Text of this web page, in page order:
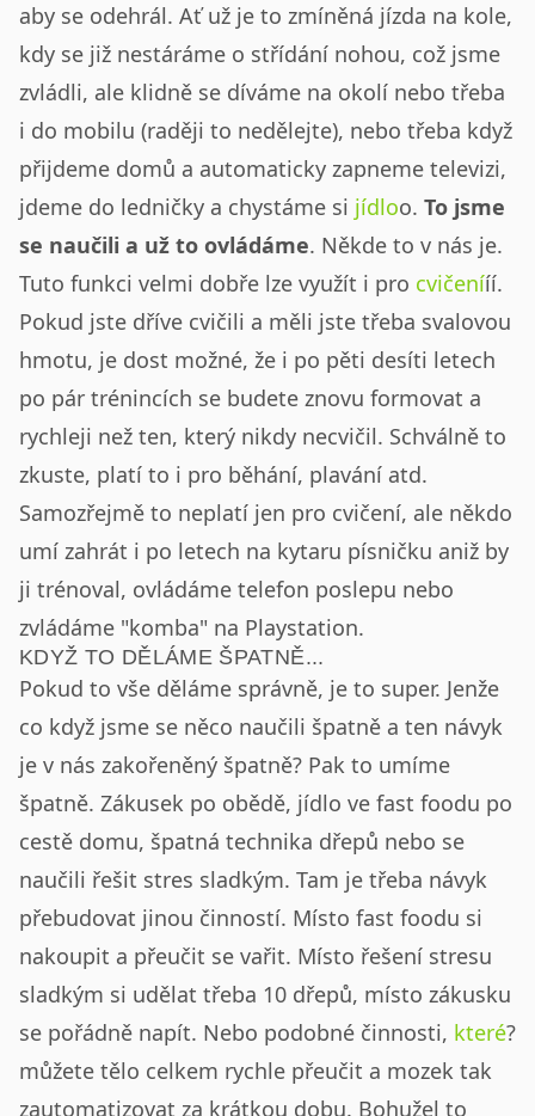
aby se odehrál. Ať už je to zmíněná jízda na kole,
kdy se již nestáráme o střídání nohou, což jsme
zvládli, ale klidně se díváme na okolí nebo třeba
i do mobilu (raději to nedělejte), nebo třeba když
přijdeme domů a automaticky zapneme televizi,
jdeme do ledničky a chystáme si jídloo. To jsme
se naučili a už to ovládáme. Někde to v nás je.
Tuto funkci velmi dobře lze využít i pro cvičenííí.
Pokud jste dříve cvičili a měli jste třeba svalovou
hmotu, je dost možné, že i po pěti desíti letech
po pár trénincích se budete znovu formovat a
rychleji než ten, který nikdy necvičil. Schválně to
zkuste, platí to i pro běhání, plavání atd.
Samozřejmě to neplatí jen pro cvičení, ale někdo
umí zahrát i po letech na kytaru písničku aniž by
ji trénoval, ovládáme telefon poslepu nebo
zvládáme "komba" na Playstation.
KDYŽ TO DĚLÁME ŠPATNĚ...
Pokud to vše děláme správně, je to super. Jenže
co když jsme se něco naučili špatně a ten návyk
je v nás zakořeněný špatně? Pak to umíme
špatně. Zákusek po obědě, jídlo ve fast foodu po
cestě domu, špatná technika dřepů nebo se
naučili řešit stres sladkým. Tam je třeba návyk
přebudovat jinou činností. Místo fast foodu si
nakoupit a přeučit se vařit. Místo řešení stresu
sladkým si udělat třeba 10 dřepů, místo zákusku
se pořádně napít. Nebo podobné činnosti, které?
můžete tělo celkem rychle přeučit a mozek tak
zautomatizovat za krátkou dobu. Bohužel to